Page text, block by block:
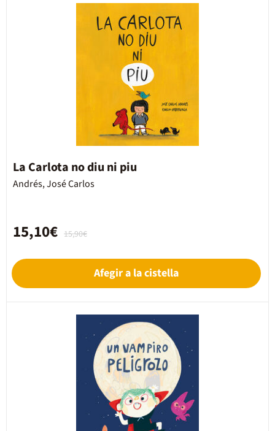
La Carlota no diu ni piu
Andrés, José Carlos
15,90€
15,10€
Afegir a la cistella